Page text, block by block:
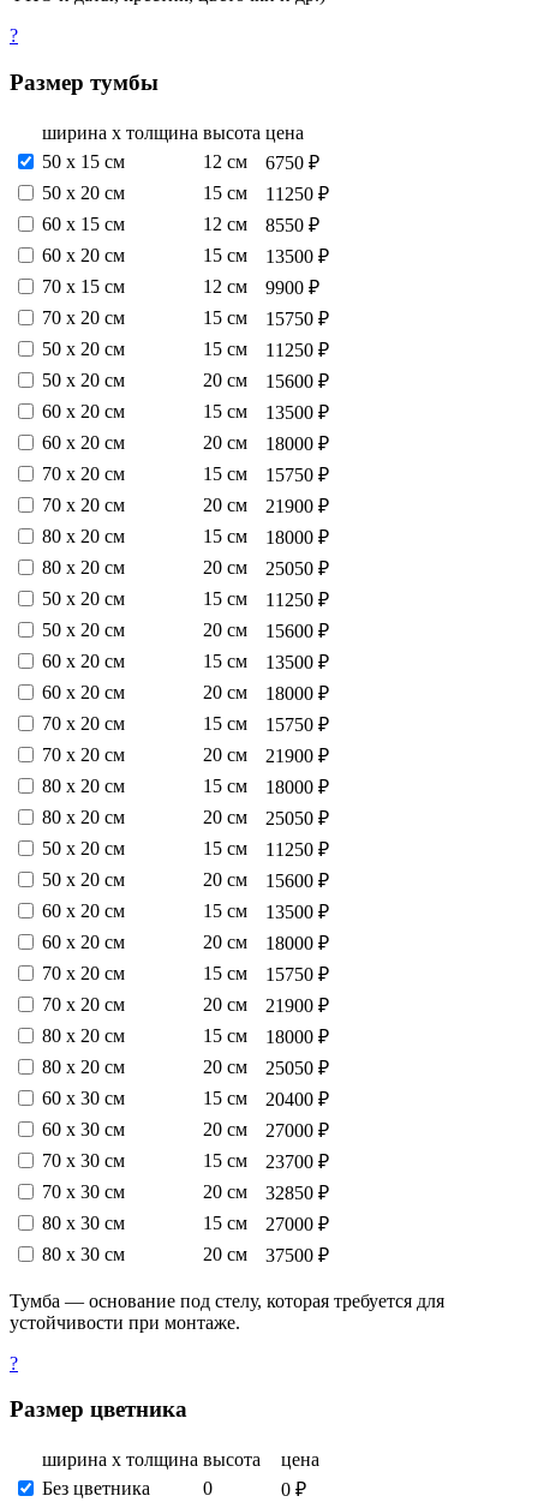
?
Размер тумбы
ширина х толщина высота цена
50 х 15 см
12 см
6750 ₽
50 х 20 см
15 см
11250 ₽
60 х 15 см
12 см
8550 ₽
60 х 20 см
15 см
13500 ₽
70 х 15 см
12 см
9900 ₽
70 х 20 см
15 см
15750 ₽
50 х 20 см
15 см
11250 ₽
50 х 20 см
20 см
15600 ₽
60 х 20 см
15 см
13500 ₽
60 х 20 см
20 см
18000 ₽
70 х 20 см
15 см
15750 ₽
70 х 20 см
20 см
21900 ₽
80 х 20 см
15 см
18000 ₽
80 х 20 см
20 см
25050 ₽
50 х 20 см
15 см
11250 ₽
50 х 20 см
20 см
15600 ₽
60 х 20 см
15 см
13500 ₽
60 х 20 см
20 см
18000 ₽
70 х 20 см
15 см
15750 ₽
70 х 20 см
20 см
21900 ₽
80 х 20 см
15 см
18000 ₽
80 х 20 см
20 см
25050 ₽
50 х 20 см
15 см
11250 ₽
50 х 20 см
20 см
15600 ₽
60 х 20 см
15 см
13500 ₽
60 х 20 см
20 см
18000 ₽
70 х 20 см
15 см
15750 ₽
70 х 20 см
20 см
21900 ₽
80 х 20 см
15 см
18000 ₽
80 х 20 см
20 см
25050 ₽
60 х 30 см
15 см
20400 ₽
60 х 30 см
20 см
27000 ₽
70 х 30 см
15 см
23700 ₽
70 х 30 см
20 см
32850 ₽
80 х 30 см
15 см
27000 ₽
80 х 30 см
20 см 37500 ₽
Тумба — основание под стелу, которая требуется для
устойчивости при монтаже.
?
Размер цветника
ширина х толщина высота
цена
Без цветника
0
0 ₽